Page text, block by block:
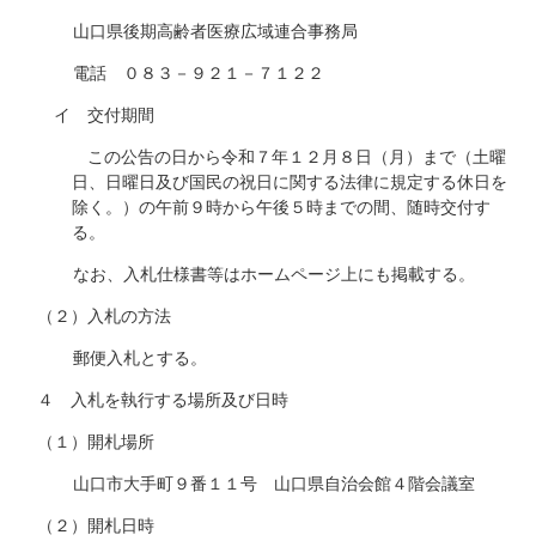
山口県後期高齢者医療広域連合事務局
電話 ０８３－９２１－７１２２
イ 交付期間
この公告の日から令和７年１２月８日（月）まで（土曜
日、日曜日及び国民の祝日に関する法律に規定する休日を
除く。）の午前９時から午後５時までの間、随時交付す
る。
なお、入札仕様書等はホームページ上にも掲載する。
（２）入札の方法
郵便入札とする。
４ 入札を執行する場所及び日時
（１）開札場所
山口市大手町９番１１号 山口県自治会館４階会議室
（２）開札日時